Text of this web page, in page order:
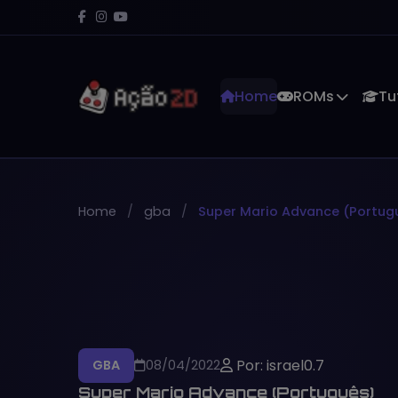
Home ROMs
Home gba Super Mario Advance
GBA 08/04/2022 Por: israel0.7
Super Mario Advance (Português)